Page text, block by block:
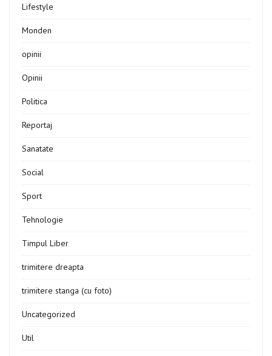
Lifestyle
Monden
opinii
Opinii
Politica
Reportaj
Sanatate
Social
Sport
Tehnologie
Timpul Liber
trimitere dreapta
trimitere stanga (cu foto)
Uncategorized
Util